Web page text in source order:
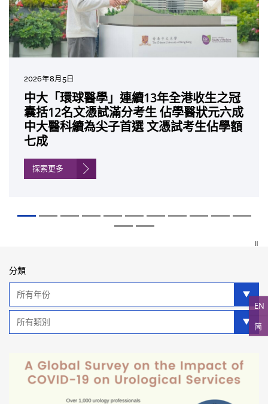
EN
简
2026年8月5日
中大「環球醫學」連續13年全港收生之冠
囊括12名文憑試滿分考生 佔學醫狀元六成
中大醫科續為尖子首選 文憑試考生佔學額
七成
探索更多
2026年7月27日
中大成立嶄新 ITECH醫療科技評估平台 推
動健康經濟分析及價值醫療
探索更多
2026年7月10日
中大研發「AI-OCT」系統助測糖尿黃斑水
腫 假陽性轉介個案銳減六成 縮短患者輪
候診症時間
2026年7月10日
中大黃秀娟教授獲頒中國工程界最高榮譽
「光華工程科技獎」 成為今屆醫藥衞生領
域唯一香港學者
2026年7月7日
中大新設「香港中文大學鳳凰獎學金」嘉
許公開試狀元 鼓勵學醫狀元走出課堂放眼
世界 裝備21世紀妙手仁醫
2026年6月29日
中大全新一站式PGT-Plus方案 精準辨識
傳統檢測中複雜基因異常「盲點」 降低人
工受孕流產及異常妊娠風險
2026年6月22日
中大發現青光眼治療新靶點 小鼠實驗證實
可恢復七成視力 有助開創嶄新神經保護療
法
2026年6月17日
中大成功拆解肝癌免疫治療耐藥性機制 揭
一種免疫細胞具「除廢餵食」新功能助癌
細胞耐藥性
2026年6月10日
中大與多名全球專家共同牽頭跨國肺癌研
究 逾半晚期ALK陽性肺癌病人七年無惡化
因特定基因異常而引起的肺癌有望變成
「慢性病」 患者可與病共存
探索更多
2026年6月5日
中大教授陳重娥獲頒「清野裕傑出領袖
獎」 成為本港首名學者榮膺亞洲糖尿病教
研最高榮譽
2026年6月2日
中大匯聚逾200位區域專家 探討私人醫療
保險如何推動全民健康覆蓋
探索更多
2026年5月19日
中大張源津醫生成首位亞洲研究員 榮獲國
際泌尿科權威獎項John K. Lattimer 講座
獎
2026年5月14日
中大取得「從實驗室到臨床應用」研究突
破 初步證實GLP-1藥物可改善嚴重中風康
復情況
分類
類